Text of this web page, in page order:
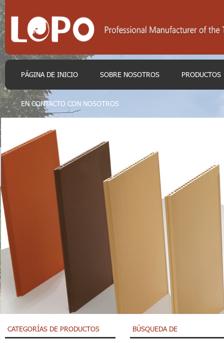
PÁGINA DE INICIO SOBRE NOSOTROS PRODUCTOS
EN CONTACTO CON NOSOTROS
CATEGORÍAS DE PRODUCTOS BÚSQUEDA DE